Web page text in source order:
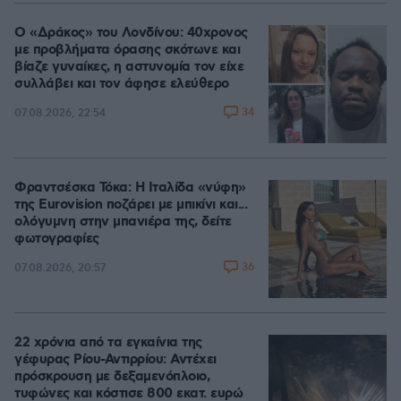
Ο «Δράκος» του Λονδίνου: 40χρονος
με προβλήματα όρασης σκότωνε και
βίαζε γυναίκες, η αστυνομία τον είχε
συλλάβει και τον άφησε ελεύθερο
07.08.2026, 22:54 34
Φραντσέσκα Τόκα: Η Ιταλίδα «νύφη»
της Eurovision ποζάρει με μπικίνι και...
ολόγυμνη στην μπανιέρα της, δείτε
φωτογραφίες
07.08.2026, 20:57 36
22 χρόνια από τα εγκαίνια της
γέφυρας Ρίου-Αντιρρίου: Αντέχει
πρόσκρουση με δεξαμενόπλοιο,
τυφώνες και κόστισε 800 εκατ. ευρώ